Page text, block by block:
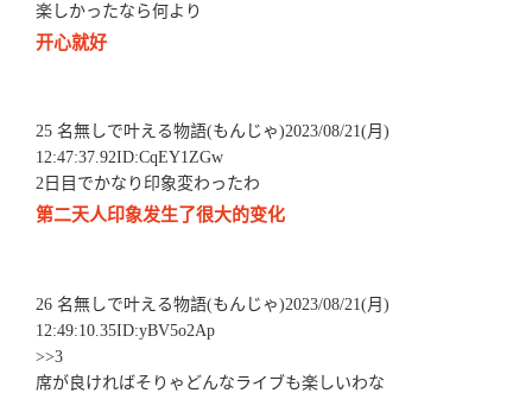
楽しかったなら何より
开心就好
25 名無しで叶える物語(もんじゃ)2023/08/21(月)
12:47:37.92ID:CqEY1ZGw
2日目でかなり印象変わったわ
第二天人印象发生了很大的变化
26 名無しで叶える物語(もんじゃ)2023/08/21(月)
12:49:10.35ID:yBV5o2Ap
>>3
席が良ければそりゃどんなライブも楽しいわな